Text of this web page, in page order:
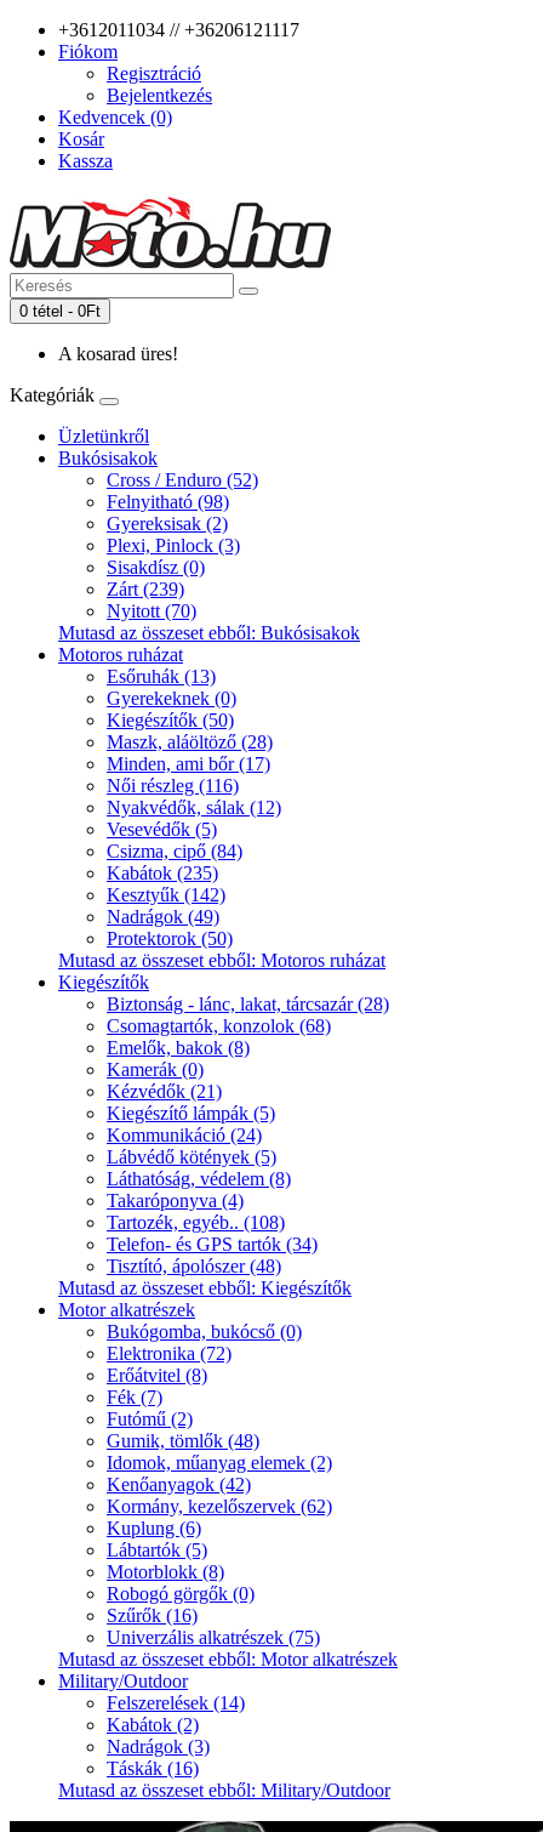
+3612011034 // +36206121117
Fiókom
Regisztráció
Bejelentkezés
Kedvencek (0)
Kosár
Kassza
0 tétel - 0Ft
A kosarad üres!
Kategóriák
Üzletünkről
Bukósisakok
Cross / Enduro (52)
Felnyitható (98)
Gyereksisak (2)
Plexi, Pinlock (3)
Sisakdísz (0)
Zárt (239)
Nyitott (70)
Mutasd az összeset ebből: Bukósisakok
Motoros ruházat
Esőruhák (13)
Gyerekeknek (0)
Kiegészítők (50)
Maszk, aláöltöző (28)
Minden, ami bőr (17)
Női részleg (116)
Nyakvédők, sálak (12)
Vesevédők (5)
Csizma, cipő (84)
Kabátok (235)
Kesztyűk (142)
Nadrágok (49)
Protektorok (50)
Mutasd az összeset ebből: Motoros ruházat
Kiegészítők
Biztonság - lánc, lakat, tárcsazár (28)
Csomagtartók, konzolok (68)
Emelők, bakok (8)
Kamerák (0)
Kézvédők (21)
Kiegészítő lámpák (5)
Kommunikáció (24)
Lábvédő kötények (5)
Láthatóság, védelem (8)
Takaróponyva (4)
Tartozék, egyéb.. (108)
Telefon- és GPS tartók (34)
Tisztító, ápolószer (48)
Mutasd az összeset ebből: Kiegészítők
Motor alkatrészek
Bukógomba, bukócső (0)
Elektronika (72)
Erőátvitel (8)
Fék (7)
Futómű (2)
Gumik, tömlők (48)
Idomok, műanyag elemek (2)
Kenőanyagok (42)
Kormány, kezelőszervek (62)
Kuplung (6)
Lábtartók (5)
Motorblokk (8)
Robogó görgők (0)
Szűrők (16)
Univerzális alkatrészek (75)
Mutasd az összeset ebből: Motor alkatrészek
Military/Outdoor
Felszerelések (14)
Kabátok (2)
Nadrágok (3)
Táskák (16)
Mutasd az összeset ebből: Military/Outdoor